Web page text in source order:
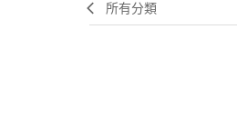
所有分類